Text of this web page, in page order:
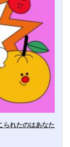
られたのはあなた